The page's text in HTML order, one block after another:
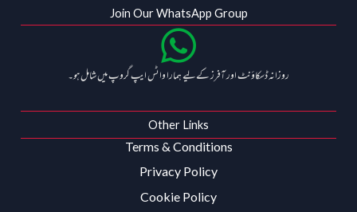
Join Our WhatsApp Group
روزانہ ڈسکاؤنٹ اور آفرز کے لیے ہمارا واٹس ایپ گروپ میں شامل ہو۔
Other Links
Terms & Conditions
Privacy Policy
Cookie Policy